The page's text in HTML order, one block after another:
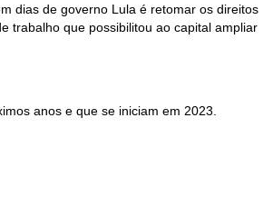
dias de governo Lula é retomar os direitos
trabalho que possibilitou ao capital ampliar
anos e que se iniciam em 2023.